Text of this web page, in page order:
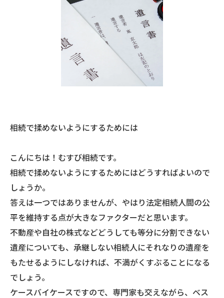
相続で揉めないようにするためには
こんにちは！むすび相続です。
相続で揉めないようにするためにはどうすればよいので
しょうか。
答えは一つではありませんが、やはり法定相続人間の公
平を維持する点が大きなファクターだと思います。
不動産や自社の株式などどうしても等分に分割できない
遺産についても、承継しない相続人にそれなりの遺産を
もたせるようにしなければ、不満がくすぶることになる
でしょう。
ケースバイケースですので、専門家も交えながら、ベス